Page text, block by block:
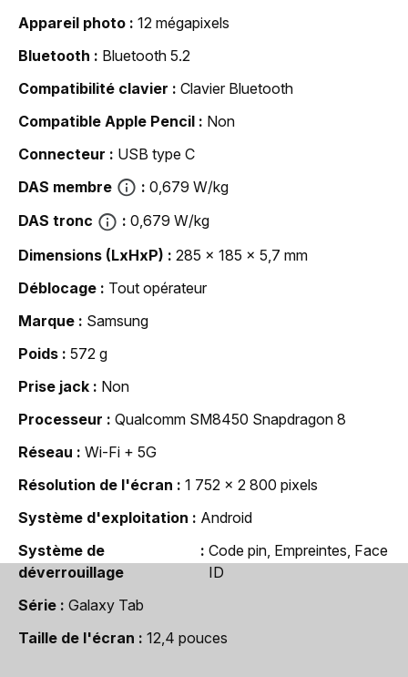
Appareil photo
12 mégapixels
Bluetooth
Bluetooth 5.2
Compatibilité clavier
Clavier Bluetooth
Compatible Apple Pencil
Non
Connecteur
USB type C
DAS membre
0,679 W/kg
DAS tronc
0,679 W/kg
Dimensions (LxHxP)
285 x 185 x 5,7 mm
Déblocage
Tout opérateur
Marque
Samsung
Poids
572 g
Prise jack
Non
Processeur
Qualcomm SM8450 Snapdragon 8
Réseau
Wi-Fi + 5G
Résolution de l'écran
1 752 x 2 800 pixels
Système d'exploitation
Android
Système de
déverrouillage
Code pin, Empreintes, Face
ID
Série
Galaxy Tab
Taille de l'écran
12,4 pouces